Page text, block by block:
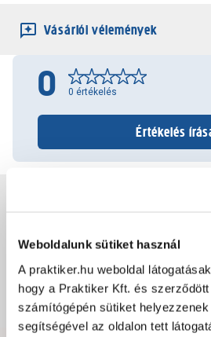
Weboldalunk sütiket használ
A praktiker.hu weboldal
hogy a Praktiker Kft. és
számítógépén sütiket
segítségével az oldalon tett
Vásárlói vélemények
0 0 értékelés
Értékelés
Csomagolási és súly
Dokumentumok, felelős